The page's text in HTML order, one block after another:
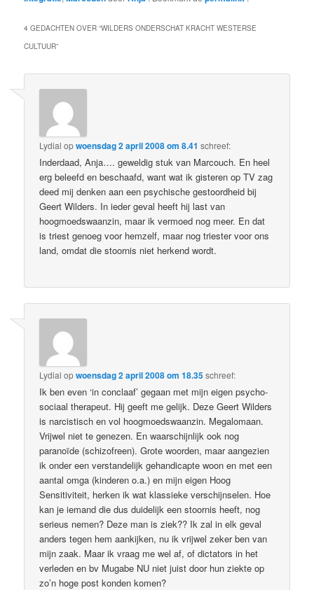
4 GEDACHTEN OVER “WILDERS ONDERSCHAT KRACHT WESTERSE
CULTUUR”
Lydial opwoensdag 2 april 2008 om 8.41 schreef:
Inderdaad, Anja…. geweldig stuk van Marcouch. En heel
erg beleefd en beschaafd, want wat ik gisteren op TV zag
deed mij denken aan een psychische gestoordheid bij
Geert Wilders. In ieder geval heeft hij last van
hoogmoedswaanzin, maar ik vermoed nog meer. En dat
is triest genoeg voor hemzelf, maar nog triester voor ons
land, omdat die stoornis niet herkend wordt.
Lydial opwoensdag 2 april 2008 om 18.35schreef:
Ik ben even ‘in conclaaf’ gegaan met mijn eigen psycho-
sociaal therapeut. Hij geeft me gelijk. Deze Geert Wilders
is narcistisch en vol hoogmoedswaanzin. Megalomaan.
Vrijwel niet te genezen. En waarschijnlijk ook nog
paranoïde (schizofreen). Grote woorden, maar aangezien
ik onder een verstandelijk gehandicapte woon en met een
aantal omga (kinderen o.a.) en mijn eigen Hoog
Sensitiviteit, herken ik wat klassieke verschijnselen. Hoe
kan je iemand die dus duidelijk een stoornis heeft, nog
serieus nemen? Deze man is ziek?? Ik zal in elk geval
anders tegen hem aankijken, nu ik vrijwel zeker ben van
mijn zaak. Maar ik vraag me wel af, of dictators in het
verleden en bv Mugabe NU niet juist door hun ziekte op
zo’n hoge post konden komen?